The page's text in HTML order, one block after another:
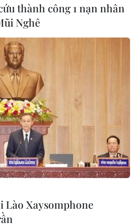
MỤC
lý để tháo
nghiệp văn
thông tin 7 cá
rõ nguồn gốc
thành công 1 nạn nhân
Nghê
Lào Xaysomphone